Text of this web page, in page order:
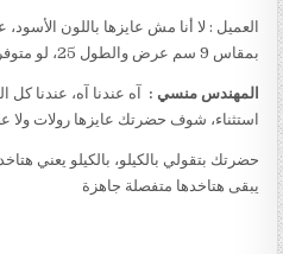
العميل : لا أنا مش عايزها باللون
بمقاس 9 سم عرض والطول 25، لو متوفر عندك عايز سعر الكيلو معلش
المهندس منسي : آه عندنا آه، عندنا
استثناء، شوف حضرتك عايزها رولات ولا
حضرتك بتقولي بالكيلو، بالكيلو يعني
يبقى هتاخدها متفصلة جاهزة